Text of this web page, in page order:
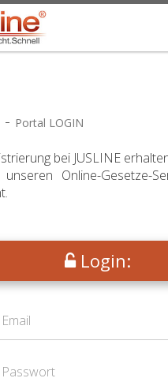
GEWÄHLTER
- Portal LOGIN
bei JUSLINE
Online-Gesetze-
Login: